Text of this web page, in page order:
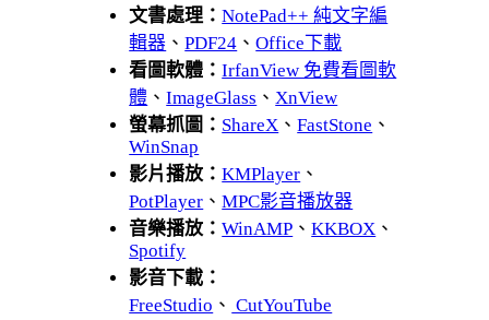
文書處理：NotePad++ 純文字編
輯器 、PDF24 、Office下載
看圖軟體：IrfanView 免費看圖軟
體 、ImageGlass 、 XnView
螢幕抓圖： ShareX 、FastStone 、
WinSnap
影片播放：KMPlayer 、
PotPlayer 、MPC影音播放器
音樂播放：WinAMP 、KKBOX 、
Spotify
影音下載：
FreeStudio 、 CutYouTube